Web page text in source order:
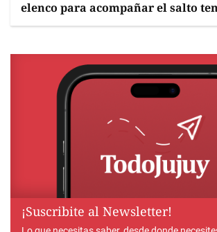
elenco para acompañar el salto
¡Suscribite al Newsletter!